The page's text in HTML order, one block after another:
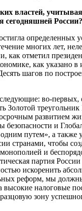
властей,
России?
определенных
многих лет,
как отметил
как указано в
шагов по
во-
Золотой
развитием
безопасности и
путем», а также
странами, чтобы
и
партия
искоренить
реформ, мы
налоговые
зону